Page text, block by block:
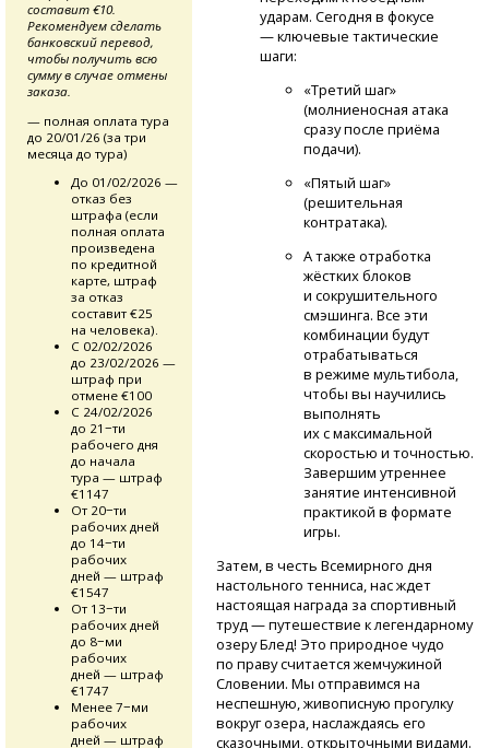
ударам. Сегодня в фокусе
— ключевые тактические
шаги:
«Третий шаг»
(молниеносная атака
сразу после приёма
подачи).
«Пятый шаг»
(решительная
контратака).
А также отработка
жёстких блоков
и сокрушительного
смэшинга. Все эти
комбинации будут
отрабатываться
в режиме мультибола,
чтобы вы научились
выполнять
их с максимальной
скоростью и точностью.
Завершим утреннее
занятие интенсивной
практикой в формате
игры.
Затем, в честь Всемирного дня
настольного тенниса, нас ждет
настоящая награда за спортивный
труд — путешествие к легендарному
озеру Блед! Это природное чудо
по праву считается жемчужиной
Словении. Мы отправимся на
неспешную, живописную прогулку
вокруг озера, наслаждаясь его
сказочными, открыточными видами.
составит €10.
Рекомендуем сделать
банковский перевод,
чтобы получить всю
сумму в случае отмены
заказа.
— полная оплата тура
до 20/01/26 (за три
месяца до тура)
До 01/02/2026 —
отказ без
штрафа (если
полная оплата
произведена
по кредитной
карте, штраф
за отказ
составит €25
на человека).
С 02/02/2026
до 23/02/2026 —
штраф при
отмене €100
С 24/02/2026
до 21−ти
рабочего дня
до начала
тура — штраф
€1147
От 20−ти
рабочих дней
до 14−ти
рабочих
дней — штраф
€1547
От 13−ти
рабочих дней
до 8−ми
рабочих
дней — штраф
€1747
Менее 7−ми
рабочих
дней — штраф